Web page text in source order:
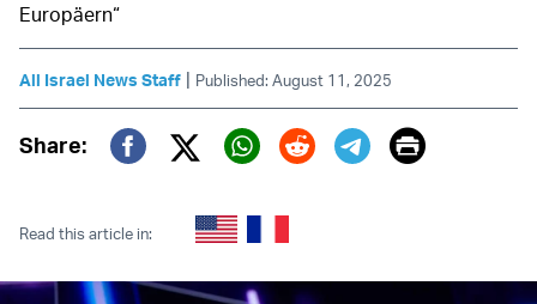
Europäern“
All Israel News Staff | Published: August 11, 2025
Share:
Twitter (X)
Print
Read this article in: